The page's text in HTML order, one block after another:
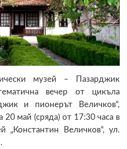
музей – Пазарджик
вечер от цикъла
и пионерът Величков“,
20 май (сряда) от 17:30 часа в
Величков“, ул.